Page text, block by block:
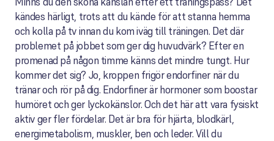
kändes härligt, trots att du kände för att stanna hemma
och kolla på tv innan du kom iväg till träningen. Det där
problemet på jobbet som ger dig huvudvärk? Efter en
promenad på någon timme känns det mindre tungt. Hur
kommer det sig? Jo, kroppen frigör endorfiner när du
tränar och rör på dig. Endorfiner är hormoner som boostar
humöret och ger lyckokänslor. Och det här att vara fysiskt
aktiv ger fler fördelar. Det är bra för hjärta, blodkärl,
energimetabolism, muskler, ben och leder. Vill du